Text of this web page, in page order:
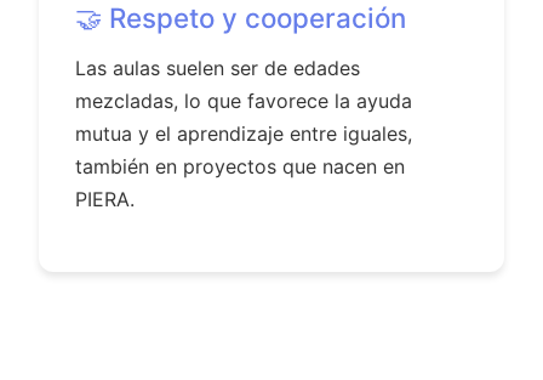
🤝 Respeto y cooperación
Las aulas suelen ser de edades
mezcladas, lo que favorece la ayuda
mutua y el aprendizaje entre iguales,
también en proyectos que nacen en
PIERA.